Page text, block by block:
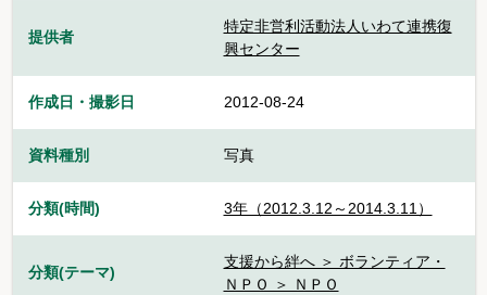
提供者
特定非営利活動法人いわて連携復
興センター
作成日・撮影日 2012-08-24
資料種別 写真
分類(時間) 3年（2012.3.12～2014.3.11）
分類(テーマ)
支援から絆へ ＞ ボランティア・
ＮＰＯ ＞ ＮＰＯ